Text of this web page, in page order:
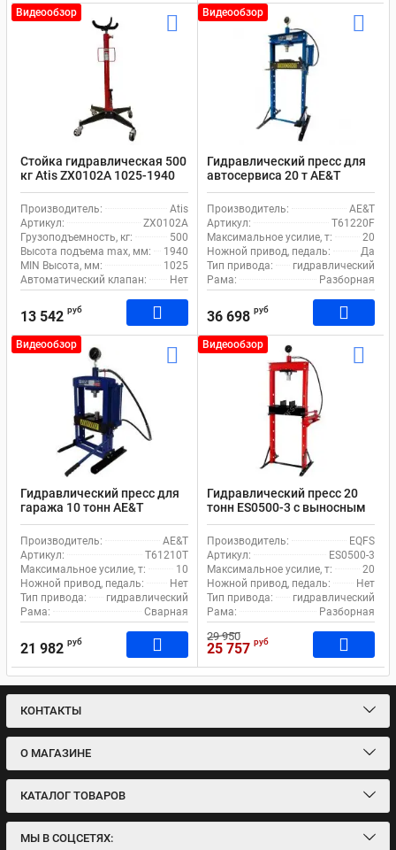
Видеообзор
Стойка гидравлическая 500
кг Atis ZX0102A 1025-1940
мм для автосервиса с
рогами
Производитель:
Atis
Артикул:
ZX0102A
Грузоподъемность, кг:
500
Высота подъема max, мм:
1940
MIN Высота, мм:
1025
Автоматический клапан:
Нет
13 542 руб
Видеообзор
Гидравлический пресс для
автосервиса 20 т AE&T
Т61220F ручной и ножной
привод
Производитель:
AE&T
Артикул:
T61220F
Максимальное усилие, т:
20
Ножной привод, педаль:
Да
Тип привода:
гидравлический
Рама:
Разборная
36 698 руб
Видеообзор
Гидравлический пресс для
гаража 10 тонн AE&T
T61210T ручной привод
Производитель:
AE&T
Артикул:
T61210T
Максимальное усилие, т:
10
Ножной привод, педаль:
Нет
Тип привода:
гидравлический
Рама:
Сварная
21 982 руб
Видеообзор
Гидравлический пресс 20
тонн ES0500-3 с выносным
насосом
Производитель:
EQFS
Артикул:
ES0500-3
Максимальное усилие, т:
20
Ножной привод, педаль:
Нет
Тип привода:
гидравлический
Рама:
Разборная
29 950
25 757 руб
КОНТАКТЫ
О МАГАЗИНЕ
КАТАЛОГ ТОВАРОВ
МЫ В СОЦСЕТЯХ: